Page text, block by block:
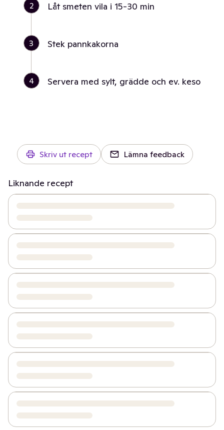
2 Låt smeten vila i 15-30 min
3 Stek pannkakorna
4 Servera med sylt, grädde och ev. keso
Skriv ut recept Lämna feedback
Liknande recept